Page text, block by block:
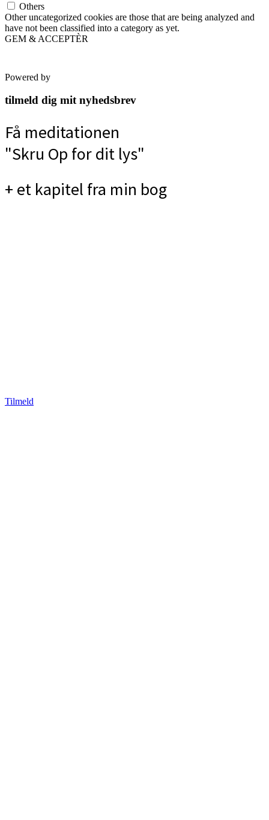
Others
Other uncategorized cookies are those that are being analyzed and
have not been classified into a category as yet.
GEM & ACCEPTÈR
Powered by
tilmeld dig mit nyhedsbrev
Få meditationen
"Skru Op for dit lys"
+ et kapitel fra min bog
Tilmeld